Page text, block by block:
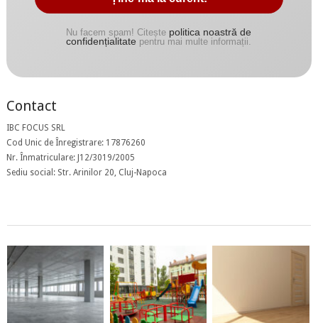
Nu facem spam! Citește politica noastră de
confidențialitate pentru mai multe informații.
Contact
IBC FOCUS SRL
Cod Unic de Înregistrare: 17876260
Nr. Înmatriculare: J12/3019/2005
Sediu social: Str. Arinilor 20, Cluj-Napoca